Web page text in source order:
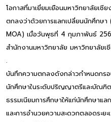
โอกาสที่มาเยี่ยมเยือนมหาวิทยาลัยเ
ตกลงว่าด้วยการแลกเปลี่ยนนักศึกษ
MOA) เมื่อวันพุธที่ 4 กุมภาพันธ์
สำนักงานมหาวิทยาลัย มหาวิทยาลัยเ
.
บันทึกความตกลงดังกล่าวกำหนดกร
นักศึกษาในระดับปริญญาตรีและบัณฑิ
ธรรมเนียมการศึกษาให้แก่นักศึกษาแ
และการอำนวยความสะดวกตลอดระย